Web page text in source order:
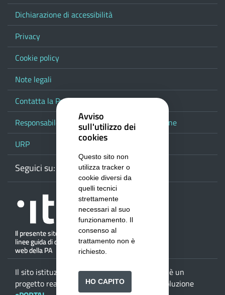
Dichiarazione di accessibilità
Privacy
Cookie policy
Note legali
Contatta la Provincia
Responsabile del procedimento di pubblicazione
URP
Seguici su: WebmailFacebook
Youtube
Il sito istituzionale dellaProvincia di Salerno
è un
progetto realizzato daISWEB S.p.A.
con la soluzione
Avviso
sull'utilizzo dei
cookies
Questo sito non
utilizza tracker o
cookie diversi da
quelli tecnici
strettamente
necessari al suo
funzionamento. Il
consenso al
trattamento non è
richiesto.
HO CAPITO